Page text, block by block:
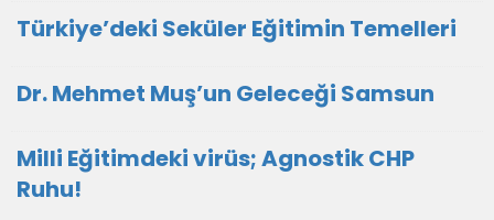
Türkiye’deki Seküler Eğitimin Temelleri
Dr. Mehmet Muş’un Geleceği Samsun
Milli Eğitimdeki virüs; Agnostik CHP
Ruhu!